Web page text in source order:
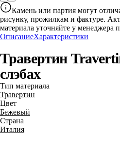
Камень или партия могут
рисунку, прожилкам и фактуре.
материала уточняйте у менеджера
ОписаниеХарактеристики
Травертин
слэбах
Тип материала
Травертин
Цвет
Бежевый
Страна
Италия